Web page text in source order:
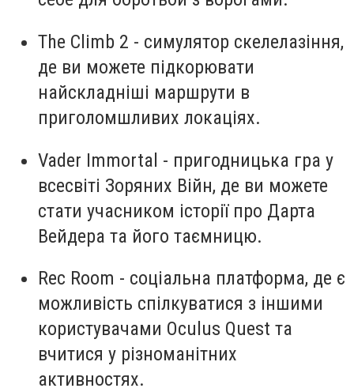
The Climb 2 - симулятор скелелазіння,
де ви можете підкорювати
найскладніші маршрути в
приголомшливих локаціях.
Vader Immortal - пригодницька гра у
всесвіті Зоряних Вiйн, де ви можете
стати учасником історії про Дарта
Вейдера та його таємницю.
Rec Room - соціальна платформа, де є
можливість спілкуватися з іншими
користувачами Oculus Quest та
вчитися у різноманітних
активностях.